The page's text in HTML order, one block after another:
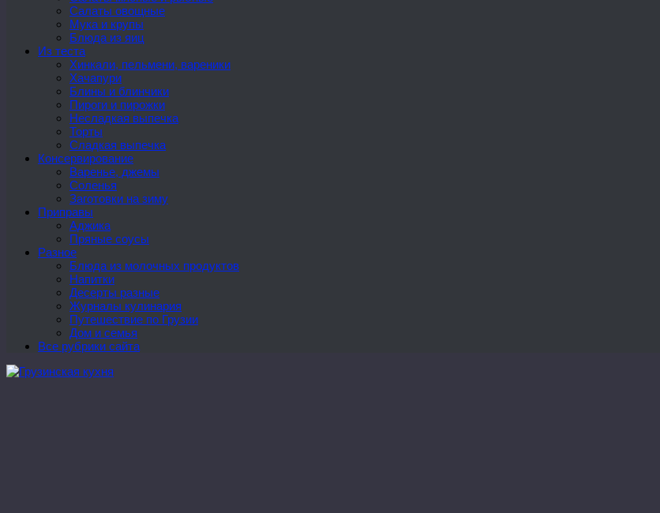
Салаты овощные
Мука и крупы
Блюда из яиц
Из теста
Хинкали, пельмени, вареники
Хачапури
Блины и блинчики
Пироги и пирожки
Несладкая выпечка
Торты
Сладкая выпечка
Консервирование
Варенье, джемы
Соленья
Заготовки на зиму
Приправы
Аджика
Пряные соусы
Разное
Блюда из молочных продуктов
Напитки
Десерты разные
Журналы кулинария
Путешествие по Грузии
Дом и семья
Все рубрики сайта